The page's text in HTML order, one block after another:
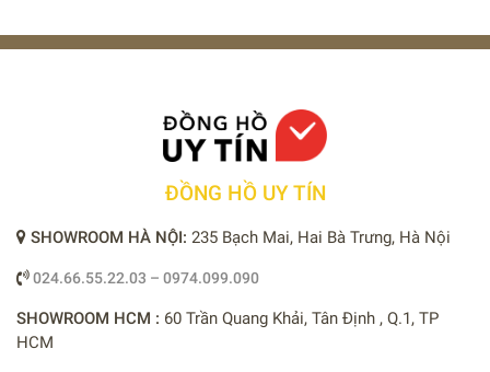
ĐỒNG HỒ UY TÍN
SHOWROOM HÀ NỘI: 235 Bạch Mai, Hai Bà Trưng, Hà Nội
024.66.55.22.03 – 0974.099.090
SHOWROOM HCM : 60 Trần Quang Khải, Tân Định , Q.1, TP
HCM